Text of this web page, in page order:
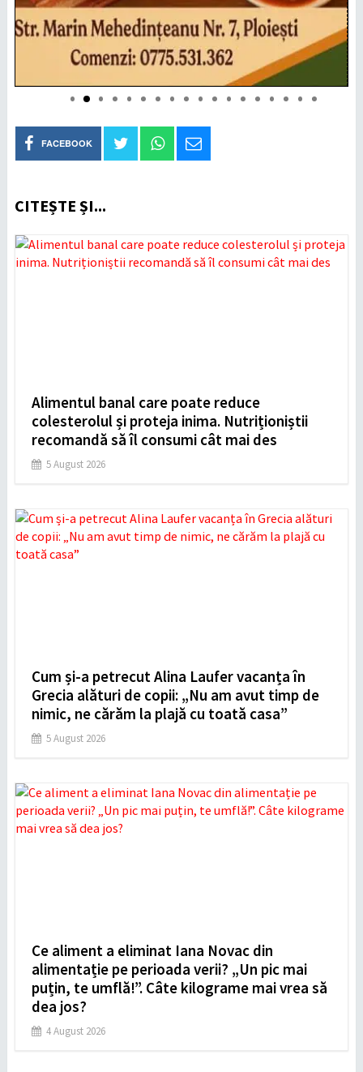
FACEBOOK
CITEȘTE ȘI...
Alimentul banal care poate reduce
colesterolul și proteja inima. Nutriționiștii
recomandă să îl consumi cât mai des
5 August 2026
Cum și-a petrecut Alina Laufer vacanța în
Grecia alături de copii: „Nu am avut timp de
nimic, ne cărăm la plajă cu toată casa”
5 August 2026
Ce aliment a eliminat Iana Novac din
alimentație pe perioada verii? „Un pic mai
puțin, te umflă!”. Câte kilograme mai vrea să
dea jos?
4 August 2026